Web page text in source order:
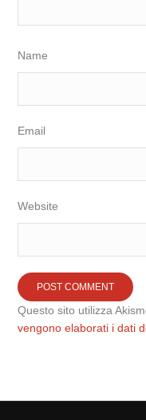
Name
Email
Website
Questo sito utilizza
vengono elaborati i dati